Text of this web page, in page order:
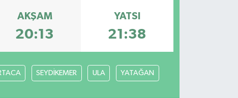
AKŞAM
20:13
YATSI
21:38
SEYDİKEMER ULA YATAĞAN